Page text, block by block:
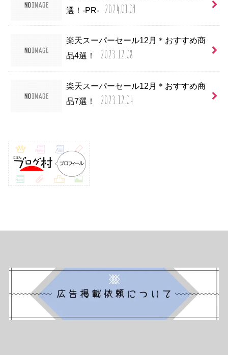
選！-PR-
2024.01.09
楽天スーパーセール12月＊おすすめ商
品4選！
2023.12.08
楽天スーパーセール12月＊おすすめ商
品7選！
2023.12.04